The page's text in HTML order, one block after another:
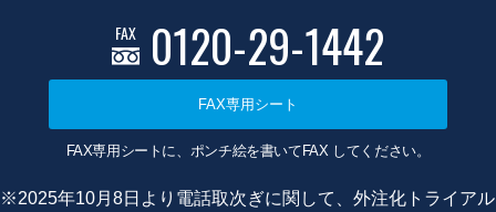
FAX 0120-29-1442
FAX専用シート
FAX専用シートに、ポンチ絵を書いてFAX してください。
※2025年10月8日より電話取次ぎに関して、外注化トライアル